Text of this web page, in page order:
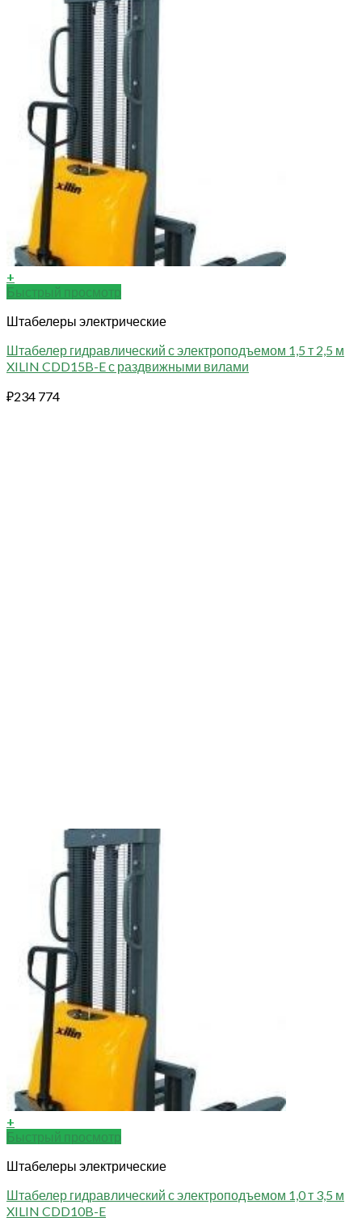
+
Быстрый просмотр
Штабелеры электрические
Штабелер гидравлический с электроподъемом 1,5 т 2,5 м
XILIN CDD15B-E с раздвижными вилами
₽234 774
+
Быстрый просмотр
Штабелеры электрические
Штабелер гидравлический с электроподъемом 1,0 т 3,5 м
XILIN CDD10B-E